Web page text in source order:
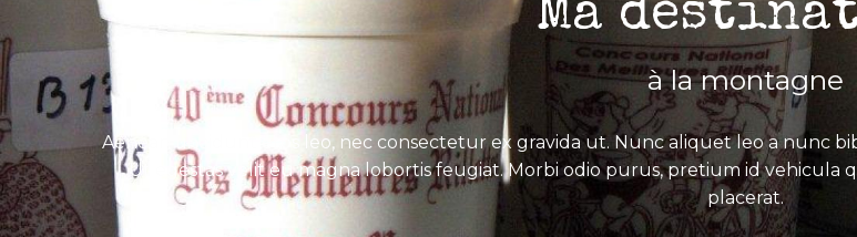
Ma
à la montagne
Aenean tincidunt eros leo, nec consectetur ex gravida ut. Nunc aliquet leo a nunc
Ut egestas velit eu magna lobortis feugiat. Morbi odio purus, pretium id vehicula
placerat.